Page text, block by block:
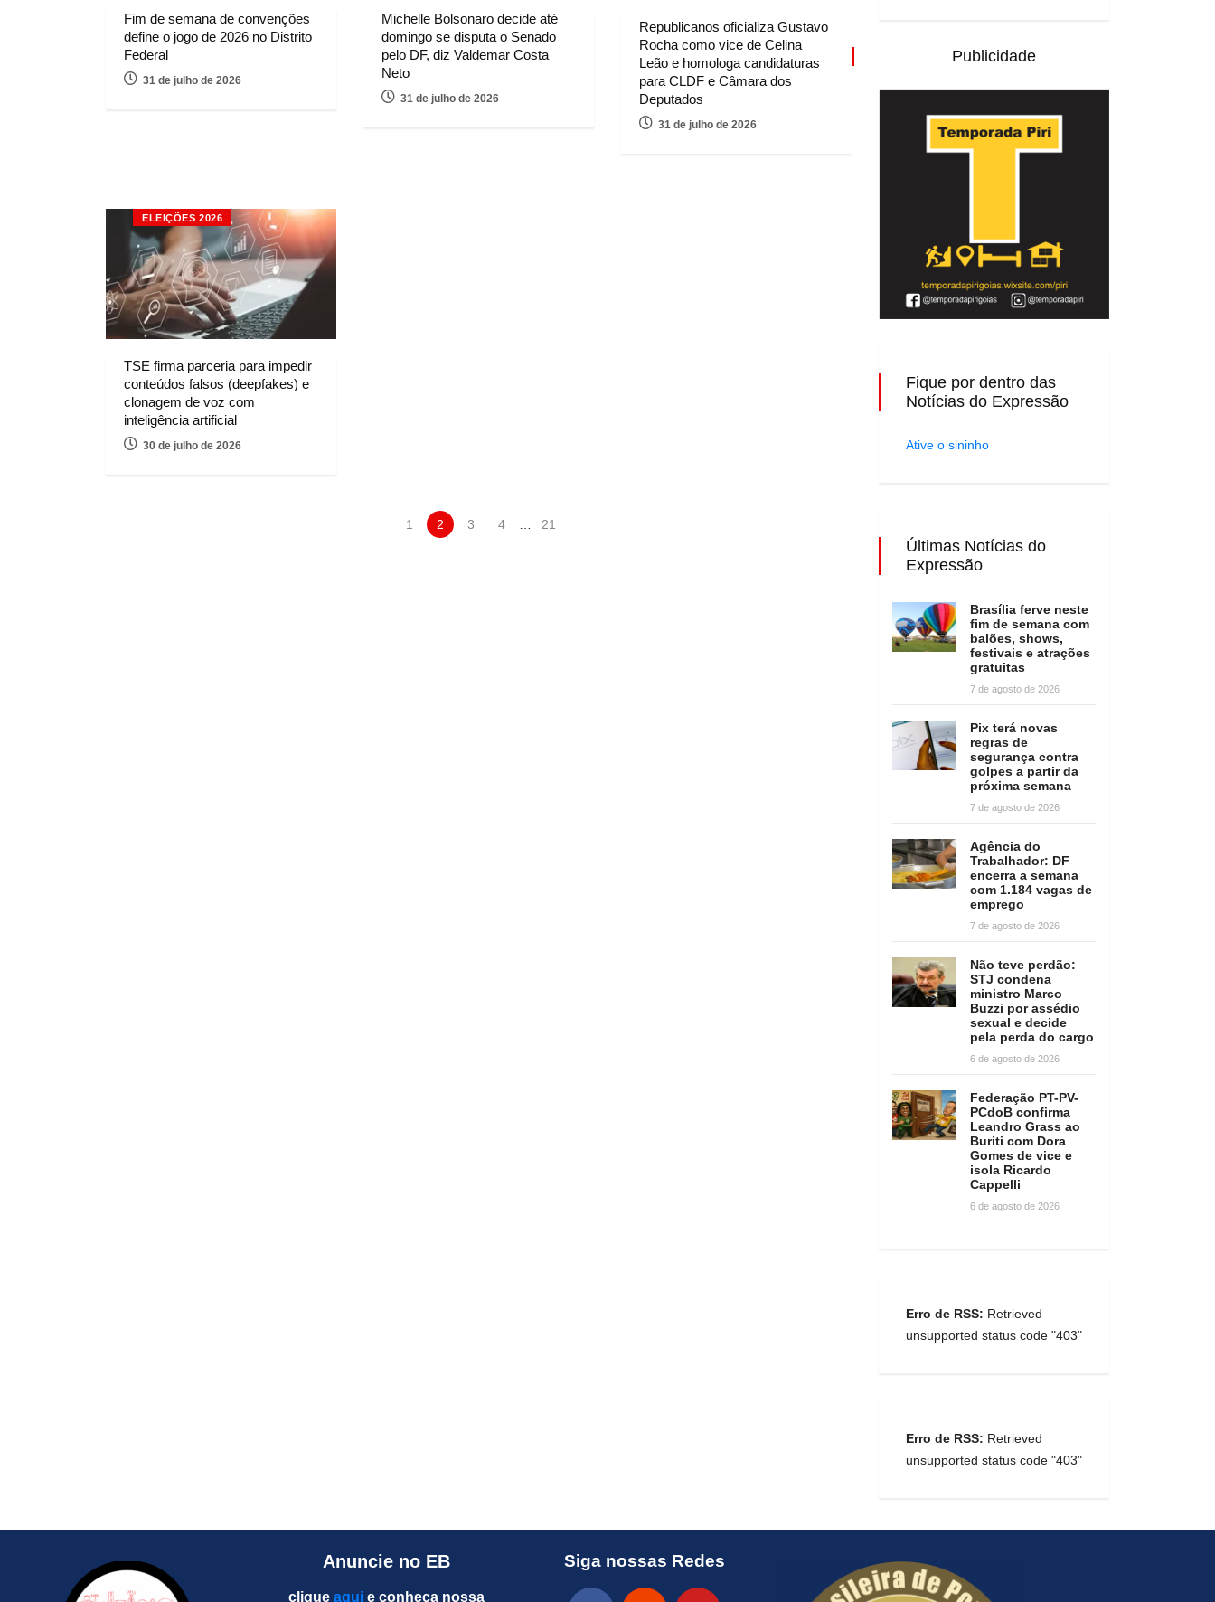
Fim de semana de convenções
define o jogo de 2026 no Distrito
Federal
31 de julho de 2026
Michelle Bolsonaro decide até
domingo se disputa o Senado
pelo DF, diz Valdemar Costa
Neto
31 de julho de 2026
Republicanos oficializa Gustavo
Rocha como vice de Celina
Leão e homologa candidaturas
para CLDF e Câmara dos
Deputados
31 de julho de 2026
ELEIÇÕES 2026
TSE firma parceria para impedir
conteúdos falsos (deepfakes) e
clonagem de voz com
inteligência artificial
30 de julho de 2026
1 2 3 4 21
Publicidade
Fique por dentro das
Notícias do Expressão
Ative o sininho
Últimas Notícias do
Expressão
Brasília ferve neste
fim de semana com
balões, shows,
festivais e atrações
gratuitas
7 de agosto de 2026
Pix terá novas
regras de
segurança contra
golpes a partir da
próxima semana
7 de agosto de 2026
Agência do
Trabalhador: DF
encerra a semana
com 1.184 vagas de
emprego
7 de agosto de 2026
Não teve perdão:
STJ condena
ministro Marco
Buzzi por assédio
sexual e decide
pela perda do cargo
6 de agosto de 2026
Federação PT-PV-
PCdoB confirma
Leandro Grass ao
Buriti com Dora
Gomes de vice e
isola Ricardo
Cappelli
6 de agosto de 2026
Erro de RSS: Retrieved
unsupported status code "403"
Erro de RSS: Retrieved
unsupported status code "403"
Anuncie no EB
clique aqui e conheça nossa
Siga nossas Redes